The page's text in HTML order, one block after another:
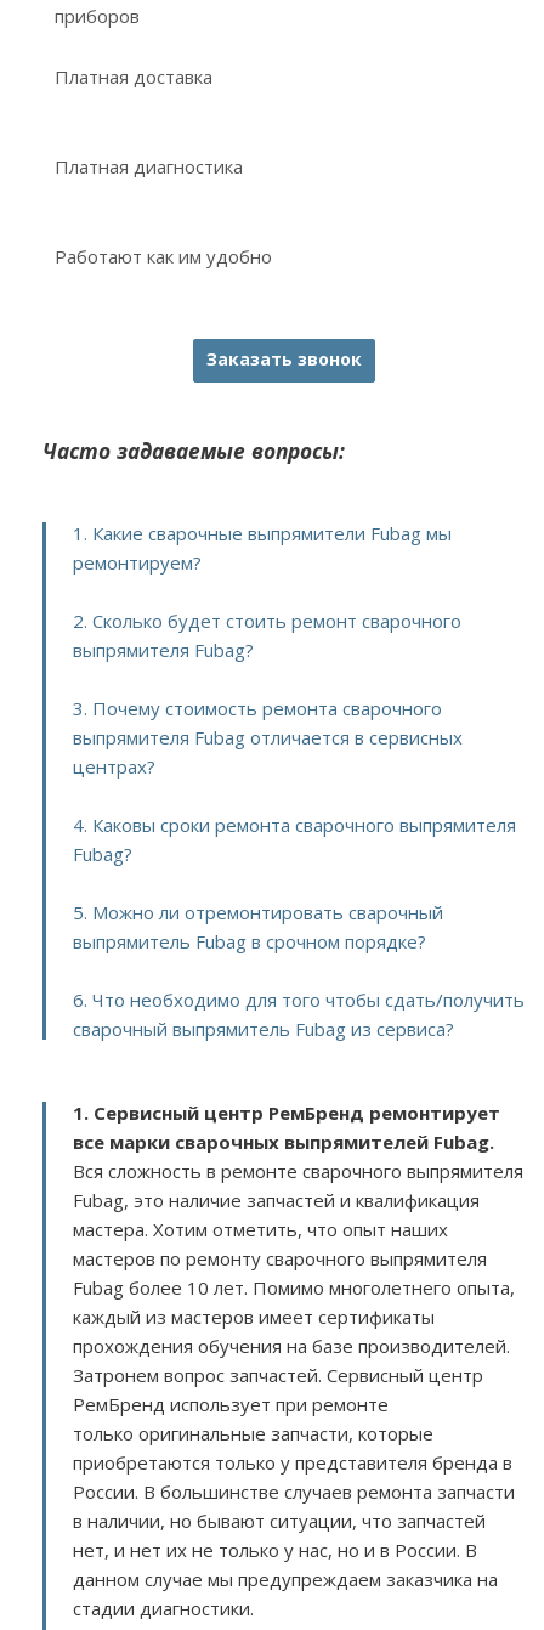
приборов
Платная доставка
Платная диагностика
Работают как им удобно
Заказать звонок
Часто задаваемые вопросы:
1. Какие сварочные выпрямители Fubag мы
ремонтируем?
2. Сколько будет стоить ремонт сварочного
выпрямителя Fubag?
3. Почему стоимость ремонта сварочного
выпрямителя Fubag отличается в сервисных
центрах?
4. Каковы сроки ремонта сварочного выпрямителя
Fubag?
5. Можно ли отремонтировать сварочный
выпрямитель Fubag в срочном порядке?
6. Что необходимо для того чтобы сдать/получить
сварочный выпрямитель Fubag из сервиса?
1. Сервисный центр РемБренд ремонтирует
все марки сварочных выпрямителей Fubag.
Вся сложность в ремонте сварочного выпрямителя
Fubag, это наличие запчастей и квалификация
мастера. Хотим отметить, что опыт наших
мастеров по ремонту сварочного выпрямителя
Fubag более 10 лет. Помимо многолетнего опыта,
каждый из мастеров имеет сертификаты
прохождения обучения на базе производителей.
Затронем вопрос запчастей. Сервисный центр
РемБренд использует при ремонте
только оригинальные запчасти, которые
приобретаются только у представителя бренда в
России. В большинстве случаев ремонта запчасти
в наличии, но бывают ситуации, что запчастей
нет, и нет их не только у нас, но и в России. В
данном случае мы предупреждаем заказчика на
стадии диагностики.